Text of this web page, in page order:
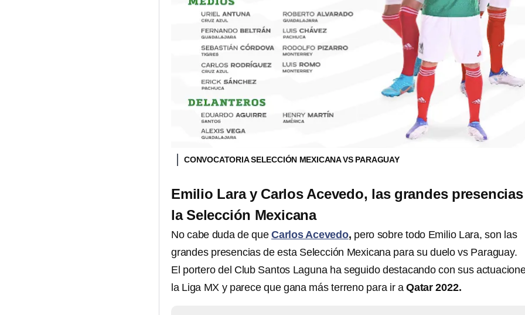
CONVOCATORIA SELECCIÓN MEXICANA VS PARAGUAY
Emilio Lara y Carlos Acevedo, las grandes
la Selección Mexicana
No cabe duda de que Carlos Acevedo, pero sobre todo Emilio Lara, son las
grandes presencias de esta Selección Mexicana para su duelo vs Paraguay.
El portero del Club Santos Laguna ha seguido destacando con sus
la Liga MX y parece que gana más terreno para ir a Qatar 2022.